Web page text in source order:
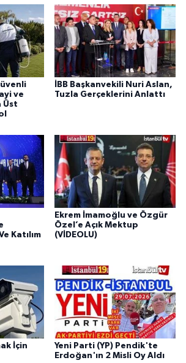
ve
Üst
İBB Başkanvekili Nuri Aslan,
Tuzla Gerçeklerini Anlattı
Katılım
Ekrem İmamoğlu ve Özgür
Özel’e Açık Mektup
(VİDEOLU)
İçin
Yeni Parti (YP) Pendik'te
Erdoğan'ın 2 Misli Oy Aldı